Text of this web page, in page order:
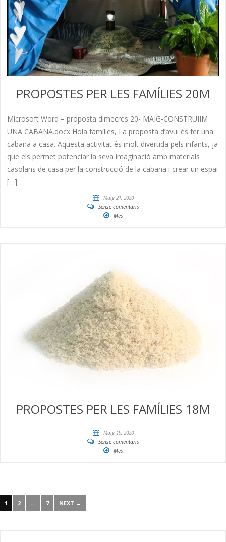
PROPOSTES PER LES FAMÍLIES 20M
Microsoft Word – proposta dimecres 20- MAIG-CONSTRUIÏM
UNA CABANA.docx Hola famílies, La proposta d’avui és fer una
cabana a casa. Aquesta activitat és molt divertida pels infants, ja
que els permet potenciar la seva imaginació amb materials
casolans de casa per la construcció de la cabana i crear un espai
[…]
Maig 21, 2020
Sense comentaris
Més
PROPOSTES PER LES FAMÍLIES 18M
Maig 19, 2020
Sense comentaris
Més
1 2 … 7 NEXT →